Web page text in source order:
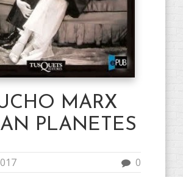
MARX
PLANETES
0